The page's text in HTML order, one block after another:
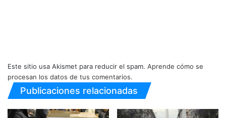
Este sitio usa Akismet para reducir el spam. Aprende cómo se
procesan los datos de tus comentarios.
Publicaciones relacionadas